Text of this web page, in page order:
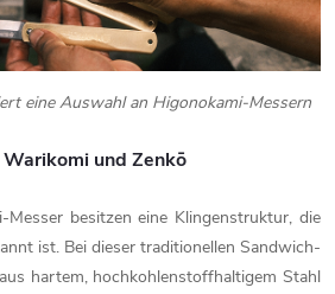
eine Auswahl an Higonokami-Messern
und Zenkō
Messer besitzen eine Klingenstruktur, die
ist. Bei dieser traditionellen Sandwich-
hartem, hochkohlenstoffhaltigem Stahl